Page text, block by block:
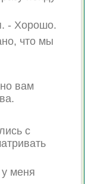
- Хорошо.
что мы
вам
с
меня